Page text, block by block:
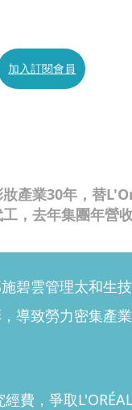
產業30年，替
，去年集團年營收
加入訂閱會員
碧雲管理太和生
導致勞力密集產
費，爭取